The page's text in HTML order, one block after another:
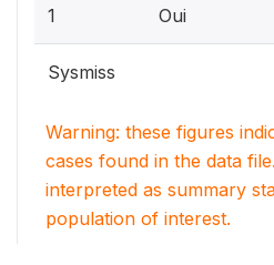
1 Oui
Sysmiss
Warning: these figures
cases found in the data
interpreted as summary
population of interest.